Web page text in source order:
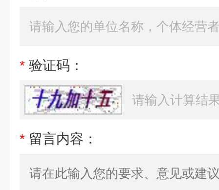
* 验证码：
* 留言内容：